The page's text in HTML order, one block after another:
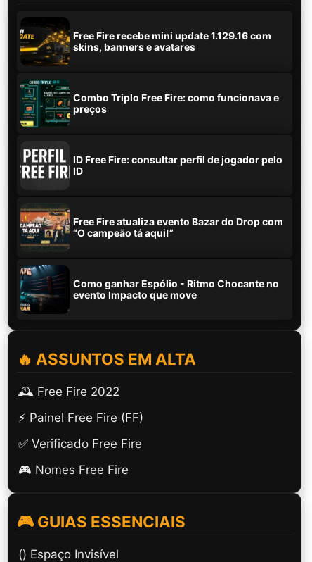
Free Fire recebe mini update 1.129.16 com
skins, banners e avatares
Combo Triplo Free Fire: como funcionava e
preços
ID Free Fire: consultar perfil de jogador pelo
ID
Free Fire atualiza evento Bazar do Drop com
“O campeão tá aqui!”
Como ganhar Espólio - Ritmo Chocante no
evento Impacto que move
🔥 ASSUNTOS EM ALTA
🕰️ Free Fire 2022
⚡ Painel Free Fire (FF)
✅ Verificado Free Fire
🎮 Nomes Free Fire
🎮 GUIAS ESSENCIAIS
(ㅤ) Espaço Invisível